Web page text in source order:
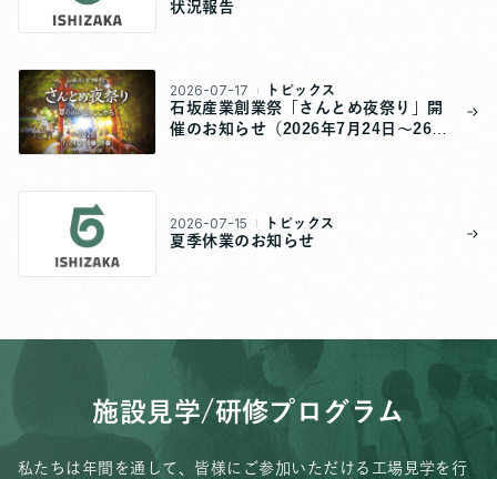
状況報告
2026-07-17 トピックス
石坂産業創業祭「さんとめ夜祭り」開
催のお知らせ（2026年7月24日～26
2026-07-15 トピックス
夏季休業のお知らせ
施設見学/研修プログラム
私たちは年間を通して、皆様にご参加いただける工場見学を行